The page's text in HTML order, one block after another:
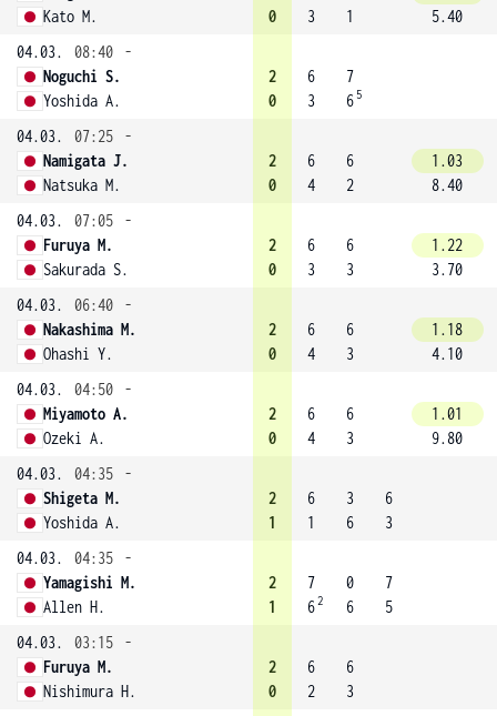
Kato M.
0
3
1
5.40
04.03.
08:40
-
Noguchi S.
Yoshida A.
2
0
6
3
7
6 5
04.03. 07:25
-
Namigata J.
Natsuka M.
2
0
6
4
6
2
1.03
8.40
04.03.
07:05
-
Furuya M.
Sakurada S.
2
0
6
3
6
3
1.22
3.70
04.03.
06:40
-
Nakashima M.
Ohashi Y.
2
0
6
4
6
3
1.18
4.10
04.03.
04:50
-
Miyamoto A.
Ozeki A.
2
0
6
4
6
3
1.01
9.80
04.03.
04:35
-
Shigeta M.
Yoshida A.
2
1
6
1
3
6
6
3
04.03.
04:35
-
Yamagishi M.
Allen H.
2
1
7
62
0
6
7
5
04.03.
03:15
-
Furuya M.
Nishimura H.
2
0
6
2
6
3